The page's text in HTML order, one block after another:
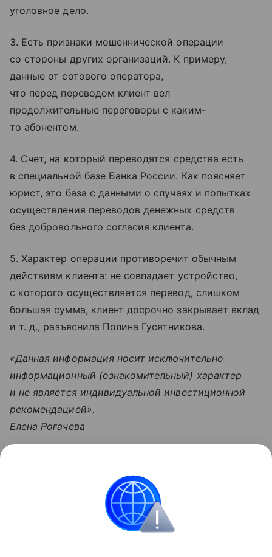
уголовное дело.
3. Есть признаки мошеннической операции
со стороны других организаций. К примеру,
данные от сотового оператора,
что перед переводом клиент вел
продолжительные переговоры с каким-
то абонентом.
4. Счет, на который переводятся средства есть
в специальной базе Банка России. Как поясняет
юрист, это база с данными о случаях и попытках
осуществления переводов денежных средств
без добровольного согласия клиента.
5. Характер операции противоречит обычным
действиям клиента: не совпадает устройство,
с которого осуществляется перевод, слишком
большая сумма, клиент досрочно закрывает вклад
и т. д., разъяснила Полина Гусятникова.
«Данная информация носит исключительно
информационный (ознакомительный) характер
и не является индивидуальной инвестиционной
рекомендацией».
Елена Рогачева
Платежные системы: самые
популярные в России и в мире
В статье разбираемся с видами и принципами
работы популярных платежных систем в России.